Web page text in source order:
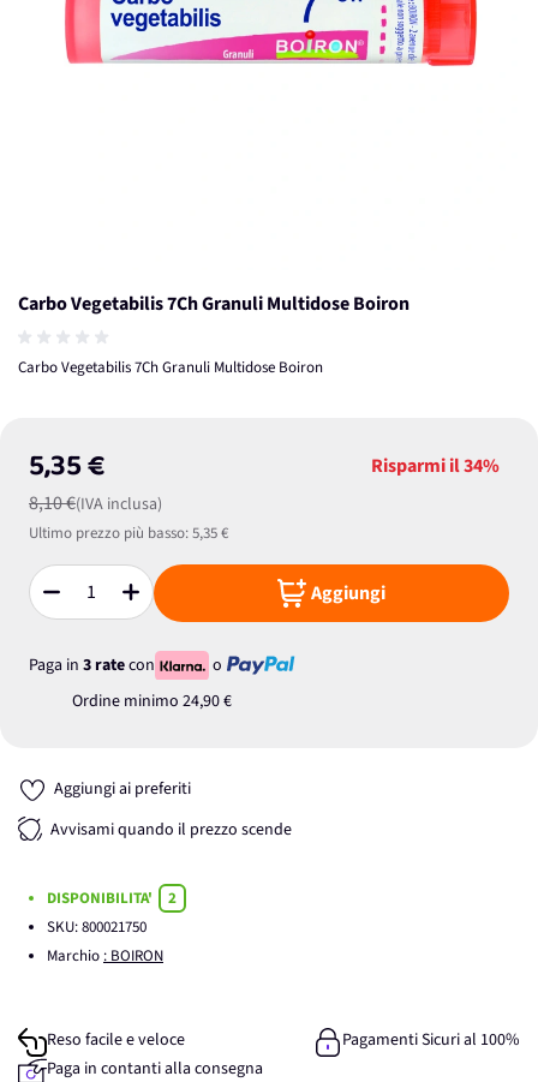
Carbo Vegetabilis 7Ch Granuli Multidose Boiron
Carbo Vegetabilis 7Ch Granuli Multidose Boiron
5,35 €
8,10 €(IVA inclusa)
Risparmi il34%
Ultimo prezzo più basso:5,35 €
Quantità Aggiungi
Paga in 3 ratecon
o
Ordine minimo 24,90 €
Aggiungi ai preferiti
Avvisami quando il prezzo scende
DISPONIBILITA'
2
SKU:800021750
Marchio : BOIRON
Reso facile e veloce
Pagamenti Sicuri al 100%
Paga in contanti alla consegna